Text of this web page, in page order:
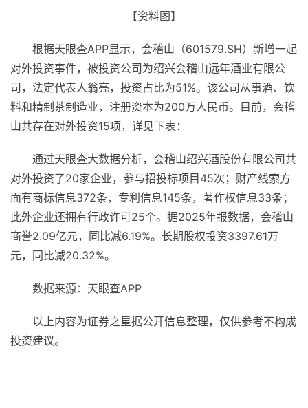
【资料图】
根据天眼查APP显示，会稽山（601579.SH）新增一起
对外投资事件，被投资公司为绍兴会稽山远年酒业有限公
司，法定代表人翁亮，投资占比为51%。该公司从事酒、饮
料和精制茶制造业，注册资本为200万人民币。目前，会稽
山共存在对外投资15项，详见下表：
通过天眼查大数据分析，会稽山绍兴酒股份有限公司共
对外投资了20家企业，参与招投标项目45次；财产线索方
面有商标信息372条，专利信息145条，著作权信息33条；
此外企业还拥有行政许可25个。据2025年报数据，会稽山
商誉2.09亿元，同比减6.19%。长期股权投资3397.61万
元，同比减20.32%。
数据来源：天眼查APP
以上内容为证券之星据公开信息整理，仅供参考不构成
投资建议。